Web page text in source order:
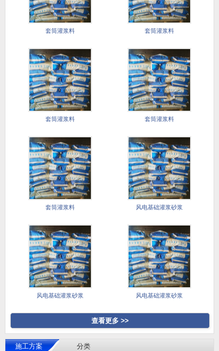
套筒灌浆料 套筒灌浆料
套筒灌浆料 套筒灌浆料
套筒灌浆料 风电基础灌浆砂浆
风电基础灌浆砂浆 风电基础灌浆砂浆
查看更多 >>
施工方案 分类